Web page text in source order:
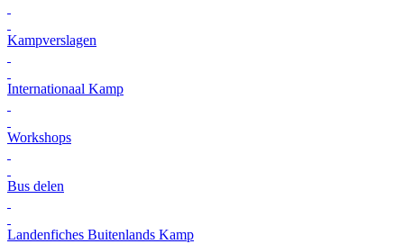
Kampverslagen
Internationaal Kamp
Workshops
Bus delen
Landenfiches Buitenlands Kamp